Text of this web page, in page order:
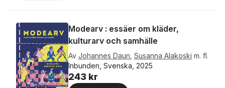
Modearv : essäer om kläder,
kulturarv och samhälle
Av Johannes Daun Susanna Alakoski m. fl.
Inbunden, Svenska, 2025
243 kr